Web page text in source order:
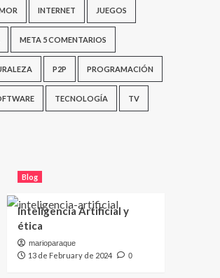
INTERNET JUEGOS
META 5 COMENTARIOS
P2P PROGRAMACIÓN
TECNOLOGÍA TV
Blog
Inteligencia Artificial y
ética
marioparaque
13 de February de 2024 0